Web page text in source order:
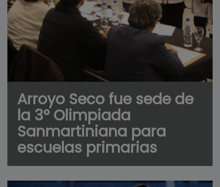
Arroyo Seco fue sede de
la 3° Olimpiada
Sanmartiniana para
escuelas primarias